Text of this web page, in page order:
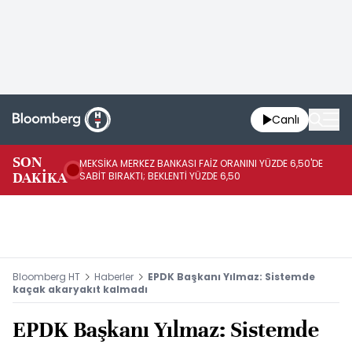
Canlı
SON
DAKİKA
MEKSİKA MERKEZ BANKASI FAİZ ORANINI YÜZDE 6,50'DE
SABİT BIRAKTI; BEKLENTİ YÜZDE 6,50
Bloomberg HT Haberler
EPDK Başkanı Yılmaz: Sistemde
kaçak akaryakıt kalmadı
EPDK Başkanı Yılmaz: Sistemde